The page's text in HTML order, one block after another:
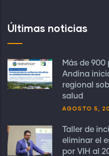
Últimas noticias
Más de
Andina
regional
salud
AGOSTO 5,
Taller de
eliminar el
por VIH al